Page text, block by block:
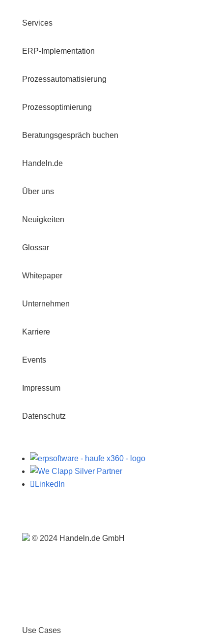
Services
ERP-Implementation
Prozessautomatisierung
Prozessoptimierung
Beratungsgespräch buchen
Handeln.de
Über uns
Neuigkeiten
Glossar
Whitepaper
Unternehmen
Karriere
Events
Impressum
Datenschutz
 LinkedIn
© 2024 Handeln.de GmbH
Use Cases